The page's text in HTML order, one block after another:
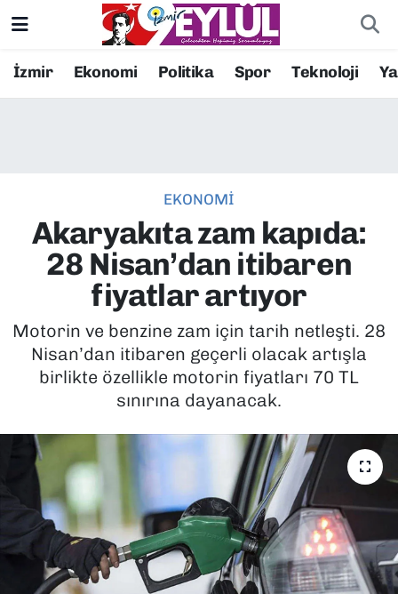
İzmir Ekonomi Politika Spor Teknoloji
EKONOMİ
Akaryakıta zam kapıda:
28 Nisan’dan itibaren
fiyatlar artıyor
Motorin ve benzine zam için tarih netleşti. 28
Nisan’dan itibaren geçerli olacak artışla
birlikte özellikle motorin fiyatları 70 TL
sınırına dayanacak.
Resmi İlanlar
EKONOMİ
KÜLTÜR SANAT
MAGAZİN
POLİTİKA
SAĞLIK
SPOR
TEKNOLOJİ
YAŞAM
Konak Nöbetçi Eczaneler
Süper Lig Puan Durumu ve Fikstür
Tüm Manşetler
Son Dakika Haberleri
Haber Arşivi